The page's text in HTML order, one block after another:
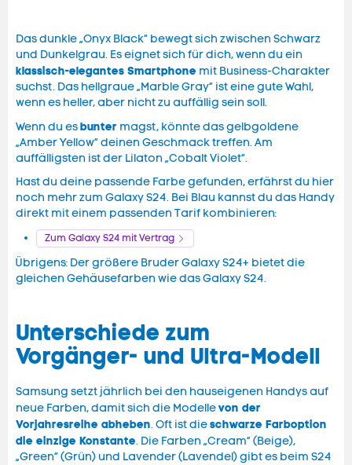
Das dunkle „Onyx Black“ bewegt sich zwischen Schwarz
und Dunkelgrau. Es eignet sich für dich, wenn du ein
klassisch-elegantes Smartphone mit Business-Charakter
suchst. Das hellgraue „Marble Gray“ ist eine gute Wahl,
wenn es heller, aber nicht zu auffällig sein soll.
Wenn du esbunter magst, könnte das gelbgoldene
„Amber Yellow“ deinen Geschmack treffen. Am
auffälligsten ist der Lilaton „Cobalt Violet“.
Hast du deine passende Farbe gefunden, erfährst du hier
noch mehr zum Galaxy S24. Bei Blau kannst du das Handy
direkt mit einem passenden Tarif kombinieren:
Zum Galaxy S24 mit Vertrag
Übrigens: Der größere Bruder Galaxy S24+ bietet die
gleichen Gehäusefarben wie das Galaxy S24.
Unterschiede zum
Vorgänger- und Ultra-Modell
Samsung setzt jährlich bei den hauseigenen Handys auf
neue Farben, damit sich die Modellevon der
Vorjahresreihe abheben. Oft ist dieschwarze Farboption
die einzige Konstante. Die Farben „Cream“ (Beige),
„Green“ (Grün) und Lavender (Lavendel) gibt es beim S24